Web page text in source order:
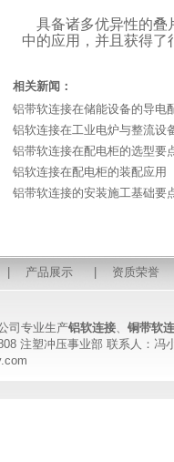
具备诸多优异性的叠
中的应用，并且获得了
相关新闻：
铝带软连接在储能设备的导电
铝软连接在工业电炉与整流设
铝带软连接在配电柜的选型要
铝软连接在配电柜的装配应用
铝带软连接的安装施工基础要
产品展示 资质荣誉
司专业生产铝软连接、 铜带软
注塑冲压事业部 联系人：冯